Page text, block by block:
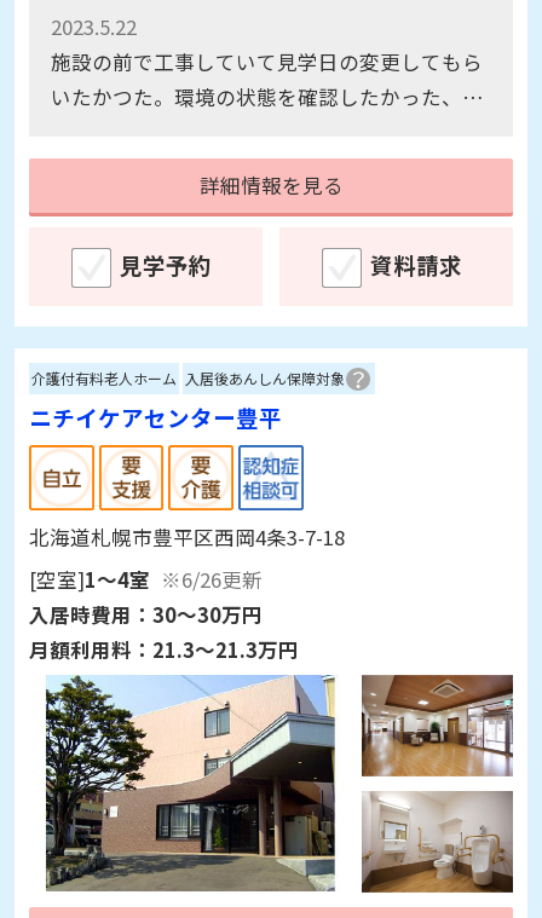
2023.5.22
施設の前で工事していて見学日の変更してもら
いたかつた。環境の状態を確認したかった、騒
詳細情報を見る
見学予約 資料請求
介護付有料老人ホーム 入居後あんしん保障対象
ニチイケアセンター豊平
北海道札幌市豊平区西岡4条3-7-18
[空室]1～4室 ※6/26更新
入居時費用： 30～30万円
月額利用料： 21.3～21.3万円